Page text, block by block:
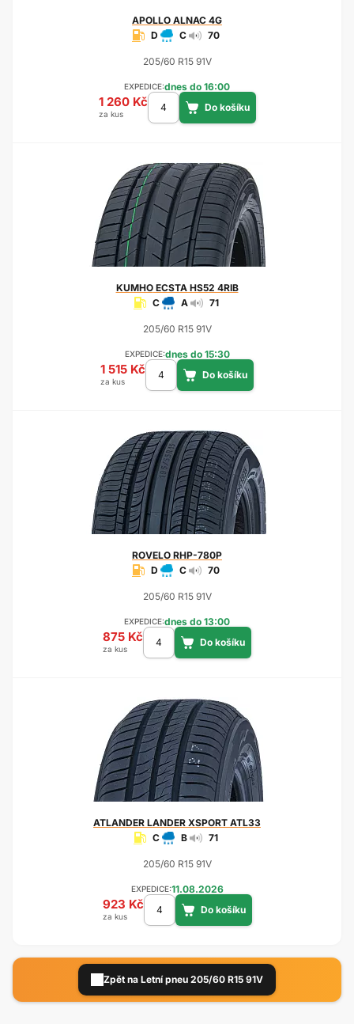
APOLLO ALNAC 4G
D
C 70
205/60 R15 91V
EXPEDICE:dnes do 16:00
1 260 Kč
za kus
KUMHOECSTA HS52 4RIB
C
A 71
205/60 R15 91V
EXPEDICE:dnes do 15:30
1 515 Kč
za kus
ROVELO RHP-780P
D
C 70
205/60 R15 91V
EXPEDICE:dnes do 13:00
875 Kč
za kus
ATLANDER LANDER XSPORT ATL33
C
B 71
205/60 R15 91V
EXPEDICE:11.08.2026
923 Kč
za kus
Zpět na Letní pneu 205/60 R15 91V